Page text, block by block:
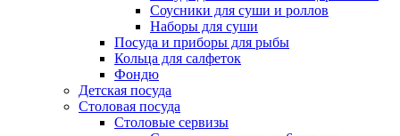
Соусники для суши и роллов
Наборы для суши
Посуда и приборы для рыбы
Кольца для салфеток
Фондю
Детская посуда
Столовая посуда
Столовые сервизы